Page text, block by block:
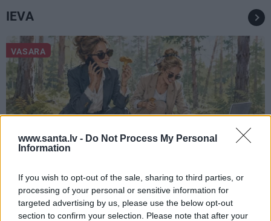
www.santa.lv - Do Not Process My Personal
Information
If you wish to opt-out of the sale, sharing to third parties, or
processing of your personal or sensitive information for
targeted advertising by us, please use the below opt-out
section to confirm your selection. Please note that after your
IEVA
VASARA
Nokavēju sapulci, atvēru nepareizo čatu
un… nonācu mežā ar priekšnieci!